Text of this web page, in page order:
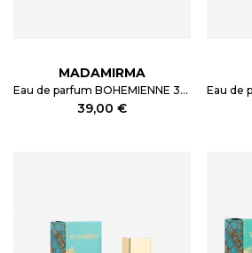
MADAMIRMA
Eau de parfum BOHEMIENNE 30ml
39,00 €